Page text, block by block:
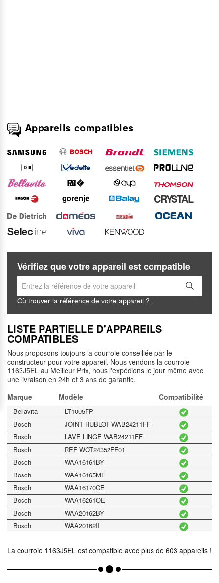
Appareils compatibles
CRYSTAL
Vérifiez que votre appareil est compatible
Où trouver la référence de votre appareil ?
LISTE PARTIELLE D'APPAREILS
COMPATIBLES
Nous proposons toujours la courroie conseillée par le
constructeur pour votre appareil. Nous vendons la courroie
1163J5EL au Meilleur Prix, nous l'expédions le jour même avec
une livraison en 24h et 3 ans de garantie.
Marque
Modèle Compatibilité
Bellavita
LT1005FP
Bosch
JOINT HUBLOT WAB24211FF
Bosch
LAVE LINGE WAB24211FF
Bosch
REF WOT24352FF01
Bosch
WAA16161BY
Bosch
WAA16165ME
Bosch
WAA16170CE
Bosch
WAA16261OE
Bosch
WAA20162BY
Bosch
WAA20162II
Bosch
WAA20170CE
WAA2026KPL
La courroie 1163J5EL est compatible avec plus de 603 appareils !